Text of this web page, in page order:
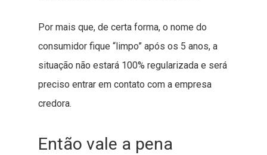
Por mais que, de certa forma, o nome do
consumidor fique “limpo” após os 5 anos, a
situação não estará 100% regularizada e será
preciso entrar em contato com a empresa
credora.
Então vale a pena